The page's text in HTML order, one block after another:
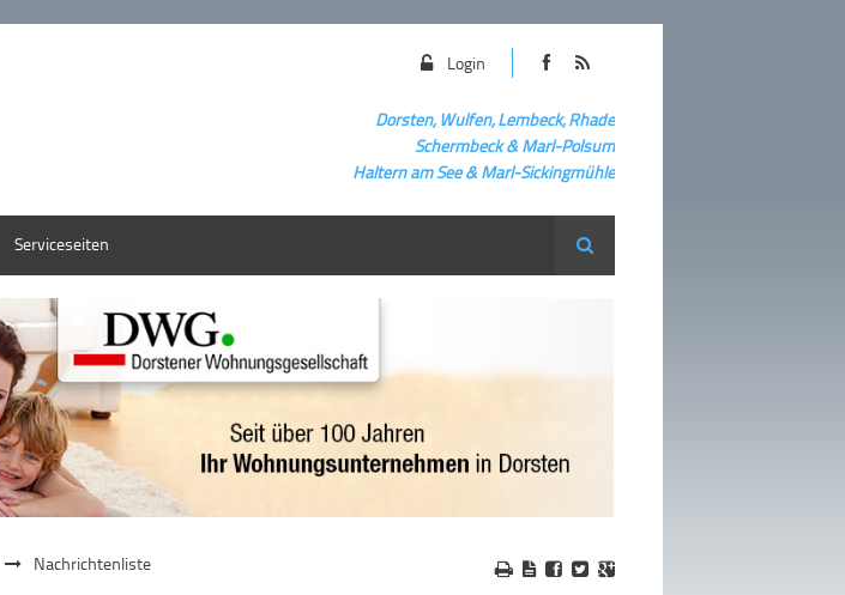
Login
Dorsten, Wulfen, Lembeck, Rhade
Schermbeck& Marl-Polsum
Haltern am See & Marl-Sickingmühle
Serviceseiten Suche
Nachrichtenliste